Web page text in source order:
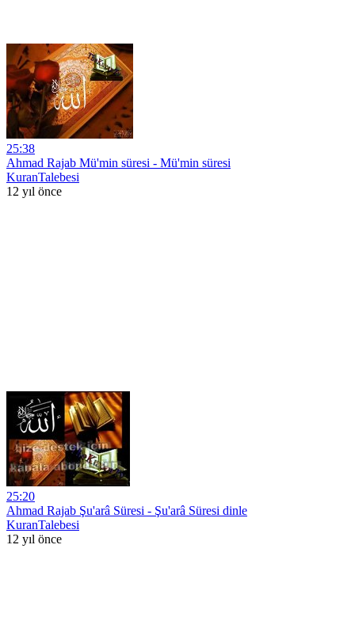
25:38
Ahmad Rajab Mü'min süresi - Mü'min süresi
KuranTalebesi
12 yıl önce
25:20
Ahmad Rajab Şu'arâ Süresi - Şu'arâ Süresi dinle
KuranTalebesi
12 yıl önce